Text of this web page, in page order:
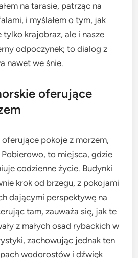
na tarasie, patrząc na
i myślałem o tym, jak
tylko krajobraz, ale i nasze
odpoczynek; to dialog z
nawet we śnie.
oferujące
pokoje z morzem,
to miejsca, gdzie
codzienne życie. Budynki
krok od brzegu, z pokojami
dającymi perspektywę na
tam, zauważa się, jak te
z małych osad rybackich w
zachowując jednak ten
wodorostów i dźwięk